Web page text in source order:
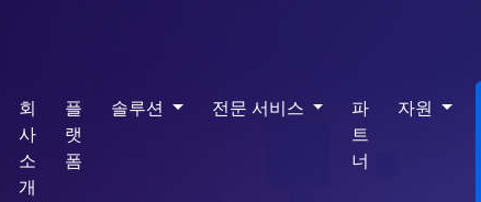
회
사
소
개
플
랫
폼
솔루션 전문 서비스
파
트
너
자원